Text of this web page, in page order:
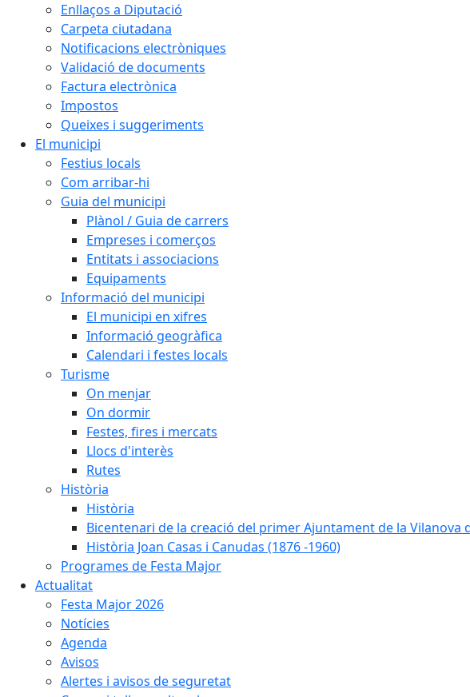
Enllaços a Diputació
Carpeta ciutadana
Notificacions electròniques
Validació de documents
Factura electrònica
Impostos
Queixes i suggeriments
El municipi
Festius locals
Com arribar-hi
Guia del municipi
Plànol / Guia de carrers
Empreses i comerços
Entitats i associacions
Equipaments
Informació del municipi
El municipi en xifres
Informació geogràfica
Calendari i festes locals
Turisme
On menjar
On dormir
Festes, fires i mercats
Llocs d'interès
Rutes
Història
Història
Bicentenari de la creació del primer Ajuntament de la Vilanova
Història Joan Casas i Canudas (1876 -1960)
Programes de Festa Major
Actualitat
Festa Major 2026
Notícies
Agenda
Avisos
Alertes i avisos de seguretat